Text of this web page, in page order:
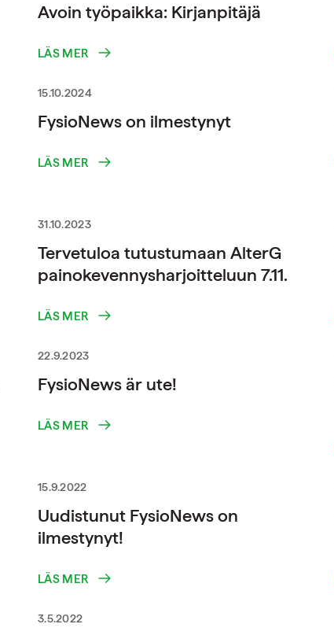
Avoin työpaikka: Kirjanpitäjä
LÄS MER
15.10.2024
FysioNews on ilmestynyt
LÄS MER
31.10.2023
Tervetuloa tutustumaan AlterG
painokevennysharjoitteluun 7.11.
LÄS MER
22.9.2023
FysioNews är ute!
LÄS MER
15.9.2022
Uudistunut FysioNews on
ilmestynyt!
LÄS MER
3.5.2022